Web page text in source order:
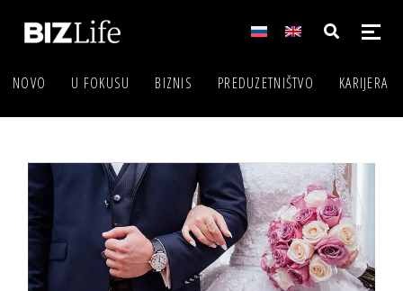
NOVO U FOKUSU BIZNIS PREDUZETNIŠTVO KARIJERA